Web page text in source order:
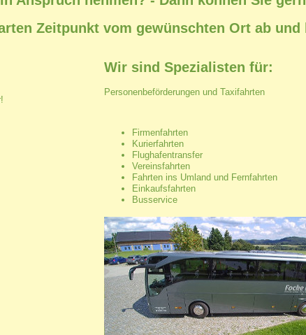
Zeitpunkt vom gewünschten Ort ab
Wir sind Spezialisten für:
Personenbeförderungen und Taxifahrten
Firmenfahrten
Kurierfahrten
Flughafentransfer
Vereinsfahrten
Fahrten ins Umland und Fernfahrten
Einkaufsfahrten
Busservice